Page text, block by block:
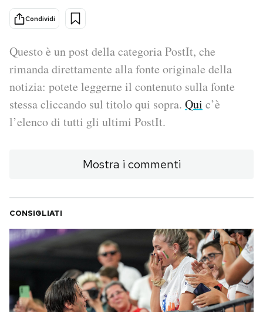
Sport
PODCAST
NEWSLETTER
CALENDARIO
AREA PERSONALE
Area Personale
Newsletter
Condividi
Questo è un post della categoria PostIt, che
rimanda direttamente alla fonte originale della
notizia: potete leggerne il contenuto sulla fonte
stessa cliccando sul titolo qui sopra. Qui c’è
l’elenco di tutti gli ultimi PostIt.
Mostra i commenti
CONSIGLIATI